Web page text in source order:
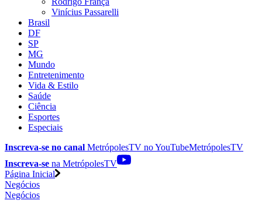
Vinícius Passarelli
Brasil
DF
SP
MG
Mundo
Entretenimento
Vida & Estilo
Saúde
Ciência
Esportes
Especiais
Inscreva-se no canal MetrópolesTV noYouTubeMetrópolesTV
Inscreva-se na MetrópolesTV
Página Inicial
Negócios
Negócios